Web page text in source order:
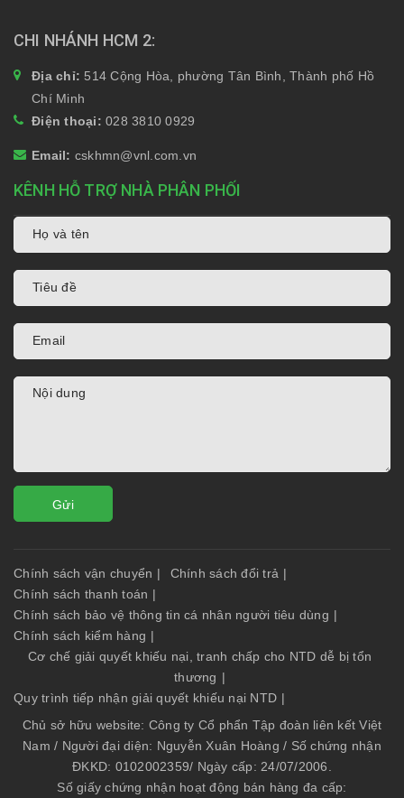
CHI NHÁNH HCM 2
Địa chỉ: 514 Cộng Hòa, phường Tân Bình, Thành phố Hồ
Chí Minh
Điện thoại: 028 3810 0929
Email: cskhmn@vnl.com.vn
KÊNH HỖ TRỢ NHÀ PHÂN PHỐI
Gửi
Chính sách vận chuyển | Chính sách đổi trả |
Chính sách thanh toán |
Chính sách bảo vệ thông tin cá nhân người tiêu dùng |
Chính sách kiểm hàng |
Cơ chế giải quyết khiếu nại, tranh chấp cho NTD dễ bị tổn
thương |
Quy trình tiếp nhận giải quyết khiếu nại NTD |
Chủ sở hữu website: Công ty Cổ phẩn Tập đoàn liên kết Việt
Nam / Người đại diện: Nguyễn Xuân Hoàng / Số chứng nhận
ĐKKD: 0102002359/ Ngày cấp: 24/07/2006.
Số giấy chứng nhận hoạt động bán hàng đa cấp: